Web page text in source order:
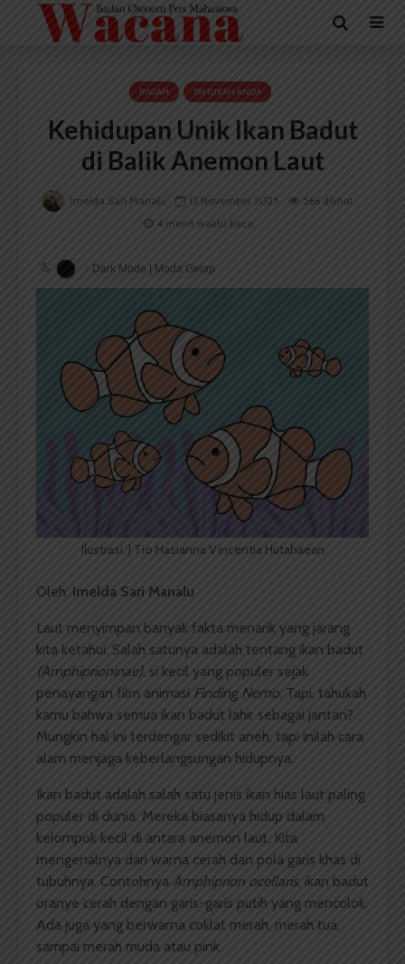
RAGAM TAHUKAH ANDA
Kehidupan Unik Ikan Badut
di Balik Anemon Laut
Imelda Sari Manalu 12 November 2025
566 dilihat
4 menit waktu baca
Dark Mode | Moda Gelap
Ilustrasi. | Tio Hasianna Vincentia Hutahaean
Oleh: Imelda Sari Manalu
Laut menyimpan banyak fakta menarik yang jarang
kita ketahui. Salah satunya adalah tentang ikan badut
(Amphiprioninae), si kecil yang populer sejak
penayangan film animasi Finding Nemo. Tapi, tahukah
kamu bahwa semua ikan badut lahir sebagai jantan?
Mungkin hal ini terdengar sedikit aneh, tapi inilah cara
alam menjaga keberlangsungan hidupnya.
Ikan badut adalah salah satu jenis ikan hias laut paling
populer di dunia. Mereka biasanya hidup dalam
kelompok kecil di antara anemon laut. Kita
mengenalnya dari warna cerah dan pola garis khas di
tubuhnya. Contohnya Amphiprion ocellaris, ikan badut
oranye cerah dengan garis-garis putih yang mencolok.
Ada juga yang berwarna coklat merah, merah tua,
sampai merah muda atau pink.